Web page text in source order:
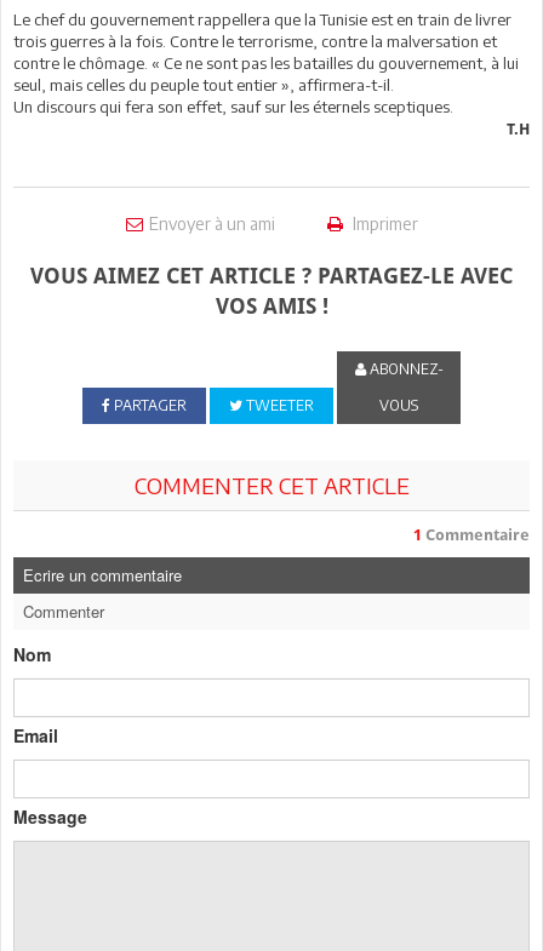
Le chef du gouvernement rappellera que la Tunisie est en train de livrer
trois guerres à la fois. Contre le terrorisme, contre la malversation et
contre le chômage. « Ce ne sont pas les batailles du gouvernement, à lui
seul, mais celles du peuple tout entier », affirmera-t-il.
Un discours qui fera son effet, sauf sur les éternels sceptiques.
T.H
Envoyer à un ami Imprimer
VOUS AIMEZ CET ARTICLE ? PARTAGEZ-LE AVEC
VOS AMIS !
PARTAGER TWEETER
ABONNEZ-
VOUS
COMMENTER CET ARTICLE
1 Commentaire
Ecrire un commentaire
Commenter
Nom
Email
Message